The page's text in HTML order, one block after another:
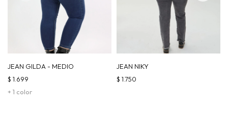
JEAN GILDA - MEDIO
+ 1 color
$ 1.699
JEAN NIKY
$ 1.750